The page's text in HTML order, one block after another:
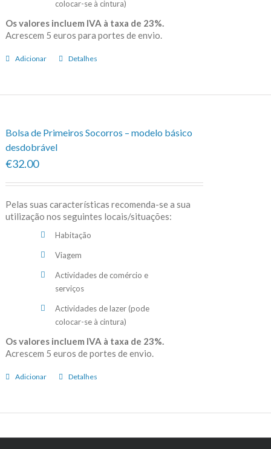
colocar-se à cintura)
Os valores incluem IVA à taxa de 23%.
Acrescem 5 euros para portes de envio.
Adicionar Detalhes
Bolsa de Primeiros Socorros – modelo básico
desdobrável
€32.00
Pelas suas características recomenda-se a sua
utilização nos seguintes locais/situações:
Habitação
Viagem
Actividades de comércio e
serviços
Actividades de lazer (pode
colocar-se à cintura)
Os valores incluem IVA à taxa de 23%.
Acrescem 5 euros de portes de envio.
Adicionar Detalhes